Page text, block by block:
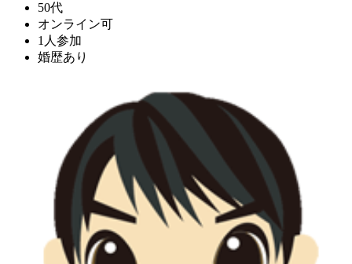
50代
オンライン可
1人参加
婚歴あり